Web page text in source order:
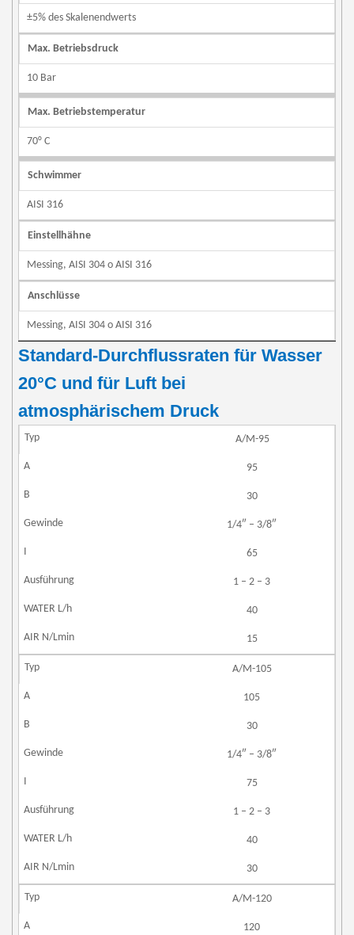
±5% des Skalenendwerts
Max. Betriebsdruck
10 Bar
Max. Betriebstemperatur
70° C
Schwimmer
AISI 316
Einstellhähne
Messing, AISI 304 o AISI 316
Anschlüsse
Messing, AISI 304 o AISI 316
Standard-Durchflussraten für Wasser
20°C und für Luft bei
atmosphärischem Druck
A/M-95
95
30
1/4″ – 3/8″
65
1 – 2 – 3
40
15
A/M-105
105
30
1/4″ – 3/8″
75
1 – 2 – 3
40
30
A/M-120
120